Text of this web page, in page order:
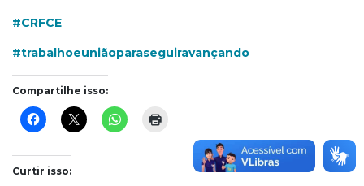
#CRFCE
#trabalhoeuniãoparaseguiravançando
Compartilhe isso:
Curtir isso: